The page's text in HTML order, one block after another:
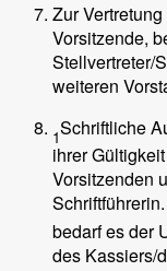
Zur
Vorsitzende,
Stellvertreter/
weiteren
1Schriftliche
ihrer
Vorsitzenden
Schriftführerin.
bedarf es der
des Kassiers/